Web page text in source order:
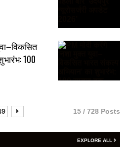
100
15 / 728 Posts
EXPLORE ALL